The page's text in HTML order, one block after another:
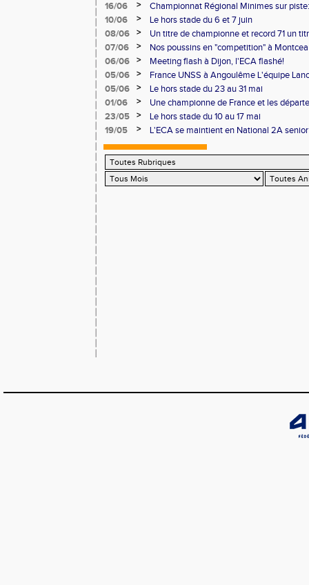
Master et 20 ème perf française au triple
16/06 >
Championnat Régional Minimes sur
personnels
10/06 >
Le hors stade du 6 et 7 juin
08/06
>
Un titre de championne et record 71 un
l'ECAlité aux Regionaux d'Epreuves
07/06 >
Nos poussins en "competition" à
06/06
>
Meeting flash à Dijon, l'ECA flashé!
05/06
>
France UNSS à Angoulême L'équipe
podium
05/06 >
Le hors stade du 23 au 31 mai
01/06
>
Une championne de France et les
23/05
>
Le hors stade du 10 au 17 mai
19/05
> L'ECA se maintient en National 2A